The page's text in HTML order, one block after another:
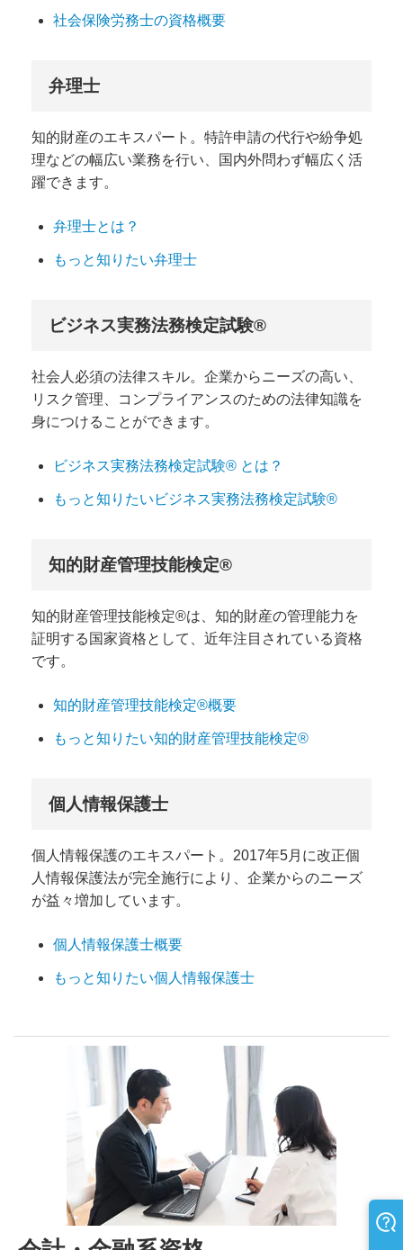
社会保険労務士の資格概要
弁理士
知的財産のエキスパート。特許申請の代行や紛争処
理などの幅広い業務を行い、国内外問わず幅広く活
躍できます。
弁理士とは？
もっと知りたい弁理士
ビジネス実務法務検定試験®
社会人必須の法律スキル。企業からニーズの高い、
リスク管理、コンプライアンスのための法律知識を
身につけることができます。
ビジネス実務法務検定試験® とは？
もっと知りたいビジネス実務法務検定試験®
知的財産管理技能検定®
知的財産管理技能検定®は、知的財産の管理能力を
証明する国家資格として、近年注目されている資格
です。
知的財産管理技能検定®概要
もっと知りたい知的財産管理技能検定®
個人情報保護士
個人情報保護のエキスパート。2017年5月に改正個
人情報保護法が完全施行により、企業からのニーズ
が益々増加しています。
個人情報保護士概要
もっと知りたい個人情報保護士